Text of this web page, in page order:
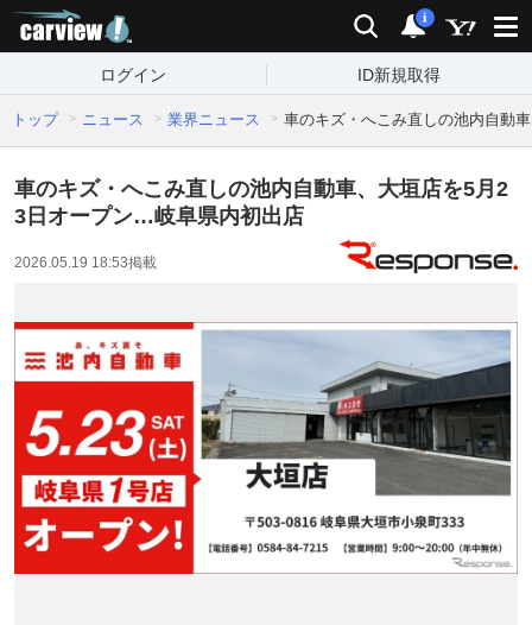
検索 通知
i
ログイン ID新規取得
トップ ニュース 業界ニュース 車のキズ・へこみ直しの池内自動
車のキズ・へこみ直しの池内自動車、大垣店を5月2
3日オープン…岐阜県内初出店
2026.05.19 18:53掲載